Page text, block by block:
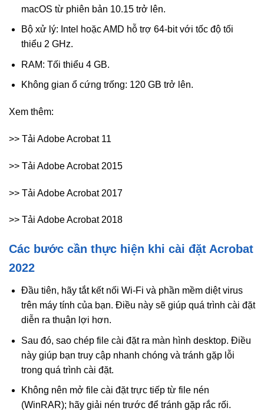
macOS từ phiên bản 10.15 trở lên.
Bộ xử lý: Intel hoặc AMD hỗ trợ 64-bit với tốc độ tối
thiểu 2 GHz.
RAM: Tối thiểu 4 GB.
Không gian ổ cứng trống: 120 GB trở lên.
Xem thêm:
>> Tải Adobe Acrobat 11
>> Tải Adobe Acrobat 2015
>> Tải Adobe Acrobat 2017
>> Tải Adobe Acrobat 2018
Các bước cần thực hiện khi cài đặt Acrobat
2022
Đầu tiên, hãy tắt kết nối Wi-Fi và phần mềm diệt virus
trên máy tính của bạn. Điều này sẽ giúp quá trình cài đặt
diễn ra thuận lợi hơn.
Sau đó, sao chép file cài đặt ra màn hình desktop. Điều
này giúp bạn truy cập nhanh chóng và tránh gặp lỗi
trong quá trình cài đặt.
Không nên mở file cài đặt trực tiếp từ file nén
(WinRAR); hãy giải nén trước để tránh gặp rắc rối.